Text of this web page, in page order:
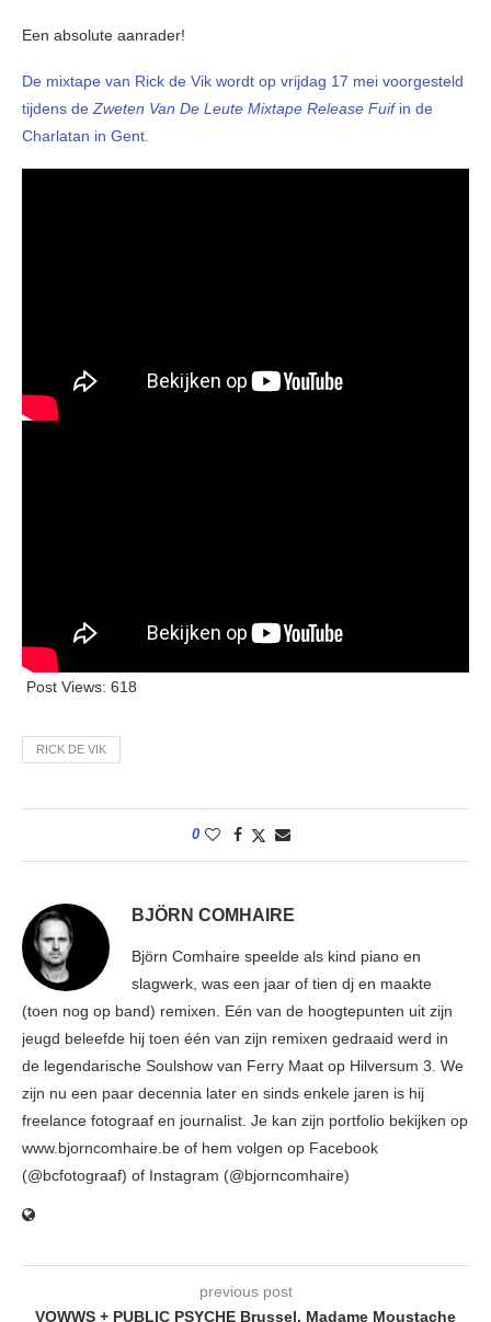
Een absolute aanrader!
De mixtape van Rick de Vik wordt op vrijdag 17 mei voorgesteld
tijdens deZweten Van De Leute Mixtape Release Fuifin de
Charlatan in Gent.
Post Views: 618
RICK DE VIK
0
BJÖRN COMHAIRE
Björn Comhaire speelde als kind piano en
slagwerk, was een jaar of tien dj en maakte
(toen nog op band) remixen. Eén van de hoogtepunten uit zijn
jeugd beleefde hij toen één van zijn remixen gedraaid werd in
de legendarische Soulshow van Ferry Maat op Hilversum 3. We
zijn nu een paar decennia later en sinds enkele jaren is hij
freelance fotograaf en journalist. Je kan zijn portfolio bekijken op
www.bjorncomhaire.be of hem volgen op Facebook
(@bcfotograaf) of Instagram (@bjorncomhaire)
previous post
VOWWS + PUBLIC PSYCHE Brussel, Madame Moustache